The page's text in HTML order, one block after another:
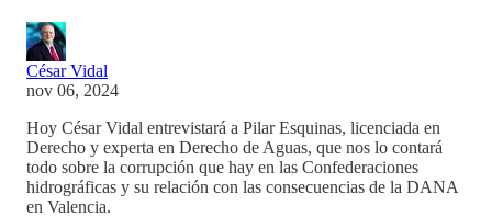
César Vidal
nov 06, 2024
Hoy César Vidal entrevistará a Pilar Esquinas, licenciada en
Derecho y experta en Derecho de Aguas, que nos lo contará
todo sobre la corrupción que hay en las Confederaciones
hidrográficas y su relación con las consecuencias de la DANA
en Valencia.